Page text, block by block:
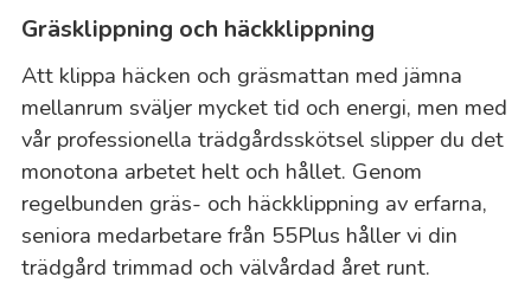
Gräsklippning och häckklippning
Att klippa häcken och gräsmattan med jämna
mellanrum sväljer mycket tid och energi, men med
vår professionella trädgårdsskötsel slipper du det
monotona arbetet helt och hållet. Genom
regelbunden gräs- och häckklippning av erfarna,
seniora medarbetare från 55Plus håller vi din
trädgård trimmad och välvårdad året runt.